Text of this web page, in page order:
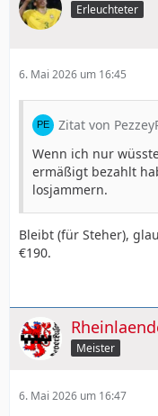
Erleuchteter
6. Mai 2026 um 16:45
Zitat von
Wenn ich nur
ermäßigt bezahlt
losjammern.
Bleibt (für Steher),
€190.
Meister
6. Mai 2026 um 16:47